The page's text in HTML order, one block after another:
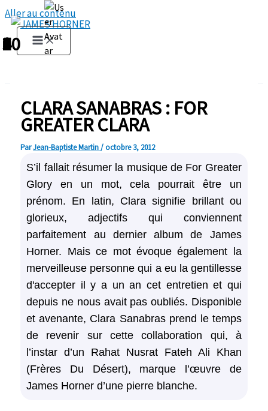
Aller au contenu
CLARA SANABRAS : FOR
GREATER CLARA
ParJean-Baptiste Martin/octobre 3, 2012
S’il fallait résumer la musique de For Greater
Glory en un mot, cela pourrait être un
prénom. En latin, Clara signifie brillant ou
glorieux, adjectifs qui conviennent
parfaitement au dernier album de James
Horner. Mais ce mot évoque également la
merveilleuse personne qui a eu la gentillesse
d'accepter il y a un an cet entretien et qui
depuis ne nous avait pas oubliés. Disponible
et avenante, Clara Sanabras prend le temps
de revenir sur cette collaboration qui, à
l’instar d’un Rahat Nusrat Fateh Ali Khan
(Frères Du Désert), marque l’œuvre de
James Horner d’une pierre blanche.
1
2
3
4
5
6
7
8
9
10